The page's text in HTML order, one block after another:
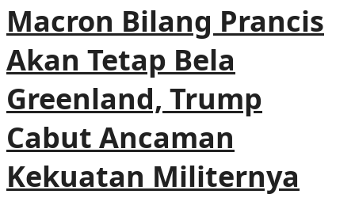
Macron Bilang Prancis
Akan Tetap Bela
Greenland, Trump
Cabut Ancaman
Kekuatan Militernya